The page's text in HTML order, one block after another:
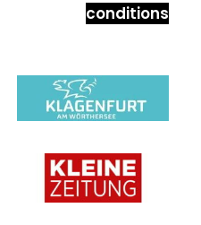
conditions